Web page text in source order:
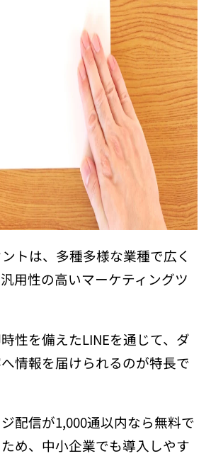
トは、多種多様な業種で広く
用性の高いマーケティングツ
性を備えたLINEを通じて、ダ
情報を届けられるのが特長で
配信が1,000通以内なら無料で
め、中小企業でも導入しやす